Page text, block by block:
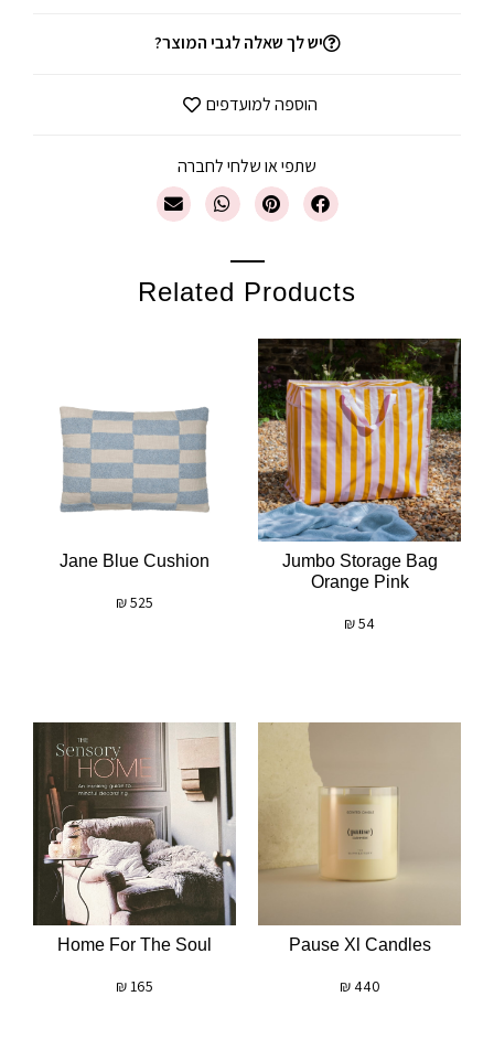
יש לך שאלה לגבי המוצר?
הוספה למועדפים
שתפי או שלחי לחברה
Related Products
Jumbo Storage Bag
Orange Pink
54
₪
Jane Blue Cushion
525
₪
Pause Xl Candles
440
₪
Home For The Soul
165
₪